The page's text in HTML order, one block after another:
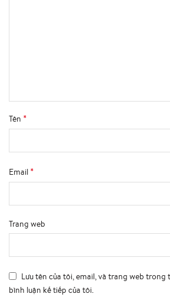
Tên *
Email *
Trang web
Lưu tên của tôi, email, và trang web
bình luận kế tiếp của tôi.